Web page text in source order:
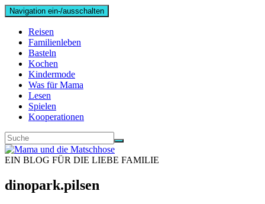
Navigation ein-/ausschalten
Reisen
Familienleben
Basteln
Kochen
Kindermode
Was für Mama
Lesen
Spielen
Kooperationen
EIN BLOG FÜR DIE LIEBE FAMILIE
dinopark.pilsen